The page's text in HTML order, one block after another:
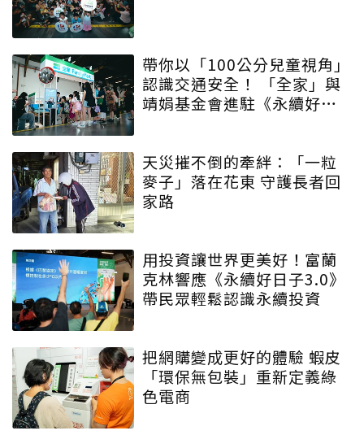
帶你以「100公分兒童視角」
認識交通安全！ 「全家」與
靖娟基金會進駐《永續好日
天災摧不倒的牽絆：「一粒
麥子」落在花東 守護長者回
家路
用投資讓世界更美好！富蘭
克林響應《永續好日子3.0》
帶民眾輕鬆認識永續投資
把網購變成更好的體驗 蝦皮
「環保無包裝」重新定義綠
色電商